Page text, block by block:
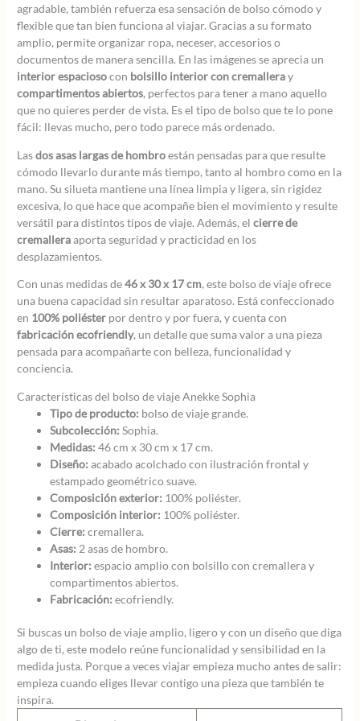
agradable, también refuerza esa sensación de bolso cómodo y
flexible que tan bien funciona al viajar. Gracias a su formato
amplio, permite organizar ropa, neceser, accesorios o
documentos de manera sencilla. En las imágenes se aprecia un
interior espaciosocon bolsillo interior con cremalleray
compartimentos abiertos, perfectos para tener a mano aquello
que no quieres perder de vista. Es el tipo de bolso que te lo pone
fácil: llevas mucho, pero todo parece más ordenado.
Lasdos asas largas de hombroestán pensadas para que resulte
cómodo llevarlo durante más tiempo, tanto al hombro como en la
mano. Su silueta mantiene una línea limpia y ligera, sin rigidez
excesiva, lo que hace que acompañe bien el movimiento y resulte
versátil para distintos tipos de viaje. Además, elcierre de
cremalleraaporta seguridad y practicidad en los
desplazamientos.
Con unas medidas de46 x 30 x 17 cm, este bolso de viaje ofrece
una buena capacidad sin resultar aparatoso. Está confeccionado
en 100% poliéster por dentro y por fuera, y cuenta con
fabricación ecofriendly, un detalle que suma valor a una pieza
pensada para acompañarte con belleza, funcionalidad y
conciencia.
Características del bolso de viaje Anekke Sophia
Tipo de producto: bolso de viaje grande.
Subcolección: Sophia.
Medidas: 46 cm x 30 cm x 17 cm.
Diseño: acabado acolchado con ilustración frontal y
estampado geométrico suave.
Composición exterior: 100% poliéster.
Composición interior: 100% poliéster.
Cierre: cremallera.
Asas: 2 asas de hombro.
Interior: espacio amplio con bolsillo con cremallera y
compartimentos abiertos.
Fabricación: ecofriendly.
Si buscas un bolso de viaje amplio, ligero y con un diseño que diga
algo de ti, este modelo reúne funcionalidad y sensibilidad en la
medida justa. Porque a veces viajar empieza mucho antes de salir:
empieza cuando eliges llevar contigo una pieza que también te
inspira.